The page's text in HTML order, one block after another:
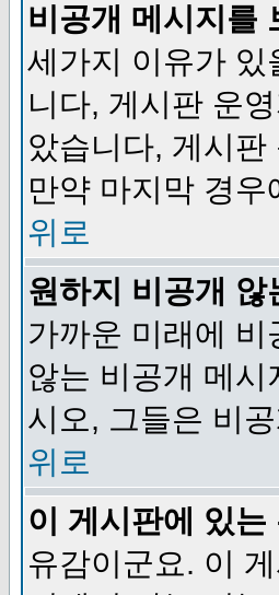
비공개 메시지를
세가지 이유가 있
니다, 게시판 운
았습니다, 게시
만약 마지막 경
위로
원하지 비공개
가까운 미래에
않는 비공개 메
시오, 그들은 비
위로
이 게시판에 있
유감이군요. 이